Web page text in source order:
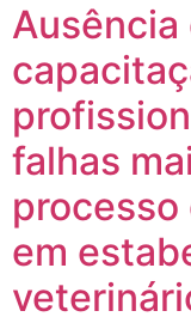
Ausência
falhas
em